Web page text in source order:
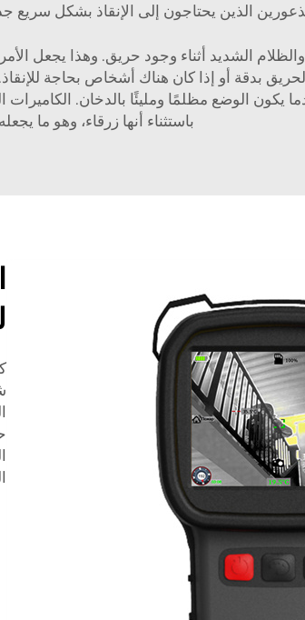
الذين يحتاجون إلى الإنقاذ بشكل سريع
الشديد أثناء وجود حريق. وهذا يجعل
بدقة أو إذا كان هناك أشخاص بحاجة
يكون الوضع مظلمًا ومليئًا بالدخان.
باستثناء أنها زرقاء، وهو ما